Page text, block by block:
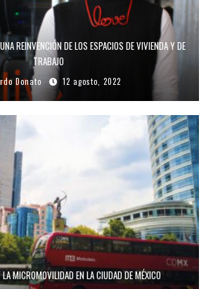
REINVENCIÓN DE LOS ESPACIOS DE VIVIENDA Y DE
TRABAJO
Donato 12 agosto, 2022
MICROMOVILIDAD EN LA CIUDAD DE MÉXICO